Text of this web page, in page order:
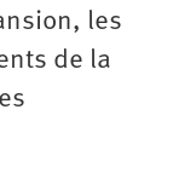
les
de la